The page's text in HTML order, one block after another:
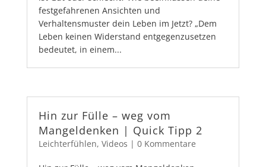
festgefahrenen Ansichten und
Verhaltensmuster dein Leben im Jetzt? „Dem
Leben keinen Widerstand entgegenzusetzen
bedeutet, in einem...
Hin zur Fülle – weg vom
Mangeldenken | Quick Tipp 2
Leichterfühlen, Videos | 0 Kommentare